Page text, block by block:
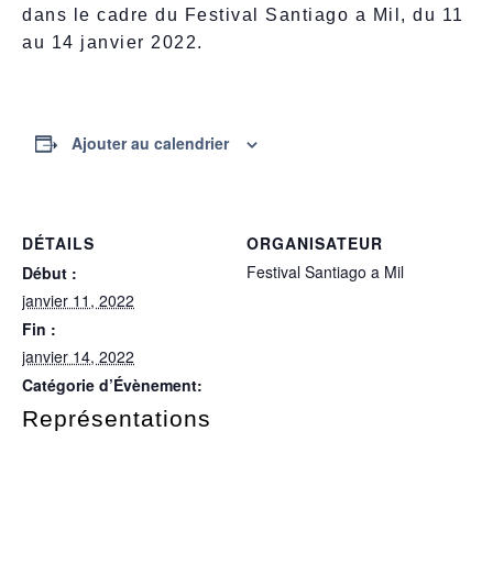
dans le cadre du Festival Santiago a Mil, du 11
au 14 janvier 2022.
Ajouter au calendrier
DÉTAILS
Début :
janvier 11, 2022
Fin :
janvier 14, 2022
Catégorie d’Évènement:
Représentations
ORGANISATEUR
Festival Santiago a Mil